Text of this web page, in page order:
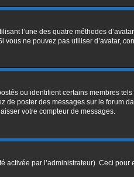
l’une des quatre méthodes
ne pouvez pas utiliser d’avatar,
ou identifient certains membres
de poster des messages sur le forum
votre compteur de messages.
par l’administrateur). Ceci